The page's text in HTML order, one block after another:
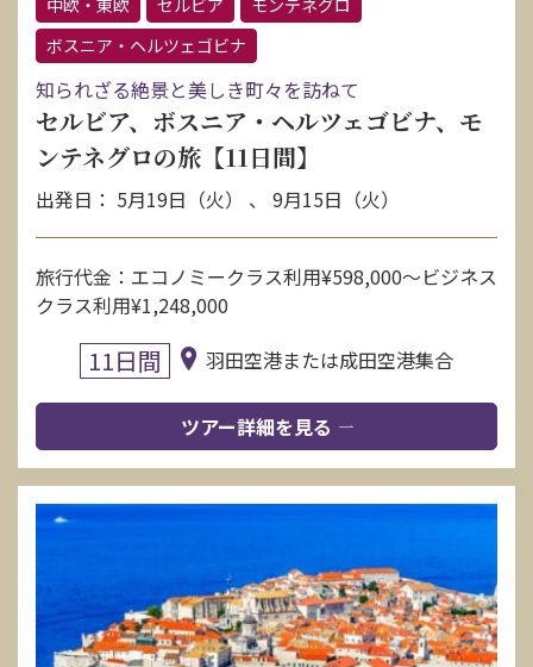
中欧・東欧 セルビア
モンテネグロ
ボスニア・ヘルツェゴビナ
知られざる絶景と美しき町々を訪ねて
セルビア、ボスニア・ヘルツェゴビナ、モ
ンテネグロの旅【11日間】
出発日： 5月19日（火） 、 9月15日（火）
旅行代金：エコノミークラス利用¥598,000〜ビジネス
クラス利用¥1,248,000
11日間 羽田空港または成田空港集合
ツアー詳細を見る